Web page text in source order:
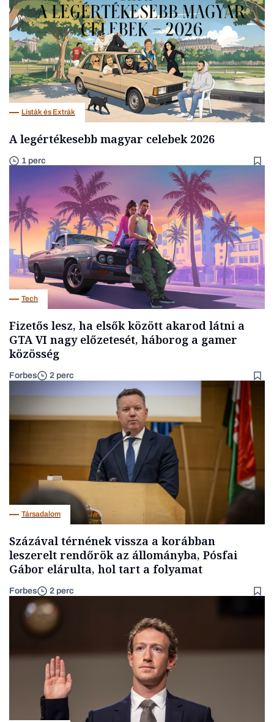
Listák és Extrák
A legértékesebb magyar celebek 2026
1 perc
Tech
Fizetős lesz, ha elsők között akarod látni a
GTA VI nagy előzetesét, háborog a gamer
közösség
Forbes 2 perc
Társadalom
Százával térnének vissza a korábban
leszerelt rendőrök az állományba, Pósfai
Gábor elárulta, hol tart a folyamat
Forbes 2 perc